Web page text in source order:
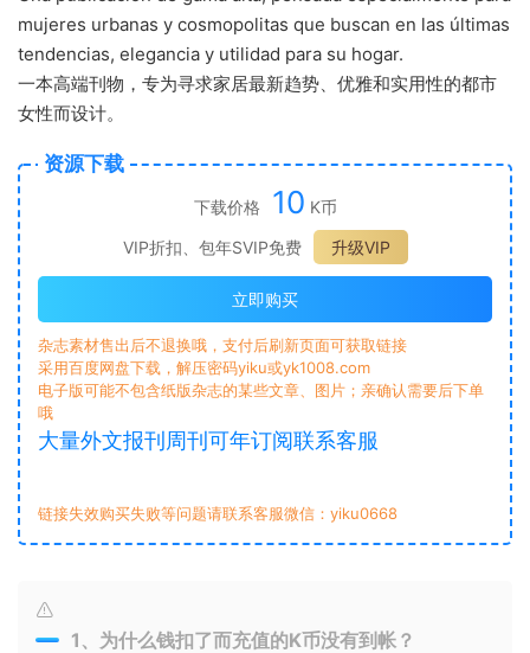
mujeres urbanas y cosmopolitas que buscan en las últimas
tendencias, elegancia y utilidad para su hogar.
一本高端刊物，专为寻求家居最新趋势、优雅和实用性的都市
女性而设计。
资源下载
下载价格 10 K币
VIP折扣、包年SVIP免费
升级VIP
立即购买
杂志素材售出后不退换哦，支付后刷新页面可获取链接
采用百度网盘下载，解压密码yiku或yk1008.com
电子版可能不包含纸版杂志的某些文章、图片；亲确认需要后下单
哦
大量外文报刊周刊可年订阅联系客服
链接失效购买失败等问题请联系客服微信：yiku0668
1、为什么钱扣了而充值的K币没有到帐？